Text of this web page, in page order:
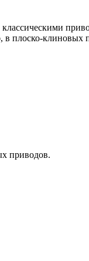
плоско-
приводов.